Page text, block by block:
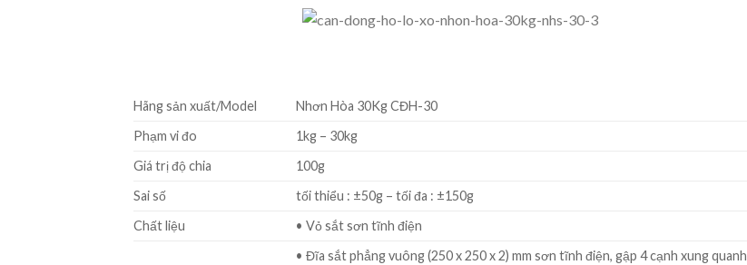
Hãng sản xuất/Model
Nhơn Hòa 30Kg CĐH-30
Phạm vi đo
1kg – 30kg
Giá trị độ chia
100g
Sai số
tối thiểu : ±50g – tối đa : ±150g
Chất liệu
• Vỏ sắt sơn tĩnh điện
• Đĩa sắt phẳng vuông (250 x 250 x 2) mm sơn tĩnh điện, gập 4 cạnh xung quanh